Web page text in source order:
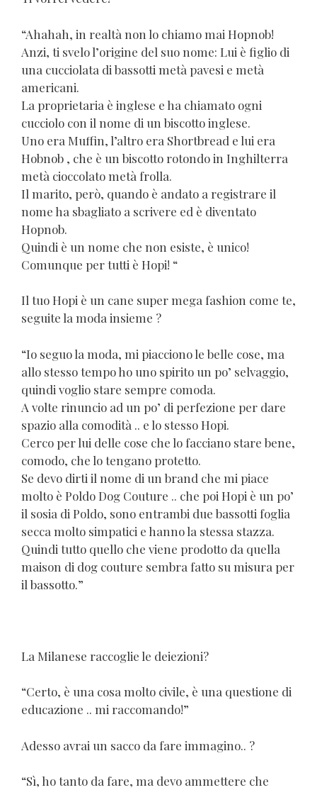
“Ahahah, in realtà non lo chiamo mai Hopnob!
Anzi, ti svelo l’origine del suo nome: Lui è figlio di
una cucciolata di bassotti metà pavesi e metà
americani.
La proprietaria è inglese e ha chiamato ogni
cucciolo con il nome di un biscotto inglese.
Uno era Muffin, l’altro era Shortbread e lui era
Hobnob , che è un biscotto rotondo in Inghilterra
metà cioccolato metà frolla.
Il marito, però, quando è andato a registrare il
nome ha sbagliato a scrivere ed è diventato
Hopnob.
Quindi è un nome che non esiste, è unico!
Comunque per tutti è Hopi! “
Il tuo Hopi è un cane super mega fashion come te,
seguite la moda insieme ?
“Io seguo la moda, mi piacciono le belle cose, ma
allo stesso tempo ho uno spirito un po’ selvaggio,
quindi voglio stare sempre comoda.
A volte rinuncio ad un po’ di perfezione per dare
spazio alla comodità .. e lo stesso Hopi.
Cerco per lui delle cose che lo facciano stare bene,
comodo, che lo tengano protetto.
Se devo dirti il nome di un brand che mi piace
molto è Poldo Dog Couture .. che poi Hopi è un po’
il sosia di Poldo, sono entrambi due bassotti foglia
secca molto simpatici e hanno la stessa stazza.
Quindi tutto quello che viene prodotto da quella
maison di dog couture sembra fatto su misura per
il bassotto.”
La Milanese raccoglie le deiezioni?
“Certo, è una cosa molto civile, è una questione di
educazione .. mi raccomando!”
Adesso avrai un sacco da fare immagino.. ?
“Sì, ho tanto da fare, ma devo ammettere che